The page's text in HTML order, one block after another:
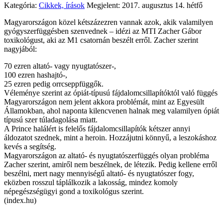
Kategória: Cikkek, írások Megjelent: 2017. augusztus 14. hétfő
Magyarországon közel kétszázezren vannak azok, akik valamilyen
gyógyszerfüggésben szenvednek – idézi az MTI Zacher Gábor
toxikológust, aki az M1 csatornán beszélt erről. Zacher szerint
nagyjából:
70 ezren altató- vagy nyugtatószer-,
100 ezren hashajtó-,
25 ezren pedig orrcseppfüggők.
Véleménye szerint az ópiát-típusú fájdalomcsillapítóktól való függés
Magyarországon nem jelent akkora problémát, mint az Egyesült
Államokban, ahol naponta kilencvenen halnak meg valamilyen ópiát
típusú szer túladagolása miatt.
A Prince halálért is felelős fájdalomcsillapítók kétszer annyi
áldozatot szednek, mint a heroin. Hozzájutni könnyű, a leszokáshoz
kevés a segítség.
Magyarországon az altató- és nyugtatószerfüggés olyan probléma
Zacher szerint, amiről nem beszélnek, de létezik. Pedig kellene erről
beszélni, mert nagy mennyiségű altató- és nyugtatószer fogy,
eközben rosszul táplálkozik a lakosság, mindez komoly
népegészségügyi gond a toxikológus szerint.
(index.hu)